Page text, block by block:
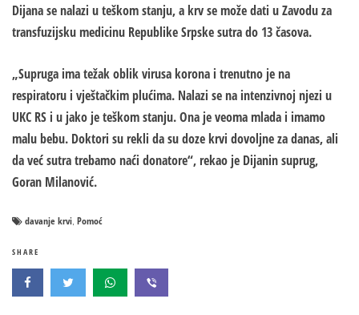
Dijana se nalazi u teškom stanju, a krv se može dati u Zavodu za
transfuzijsku medicinu Republike Srpske sutra do 13 časova.
„Supruga ima težak oblik virusa korona i trenutno je na
respiratoru i vještačkim plućima. Nalazi se na intenzivnoj njezi u
UKC RS i u jako je teškom stanju. Ona je veoma mlada i imamo
malu bebu. Doktori su rekli da su doze krvi dovoljne za danas, ali
da već sutra trebamo naći donatore“, rekao je Dijanin suprug,
Goran Milanović.
davanje krvi Pomoć
SHARE